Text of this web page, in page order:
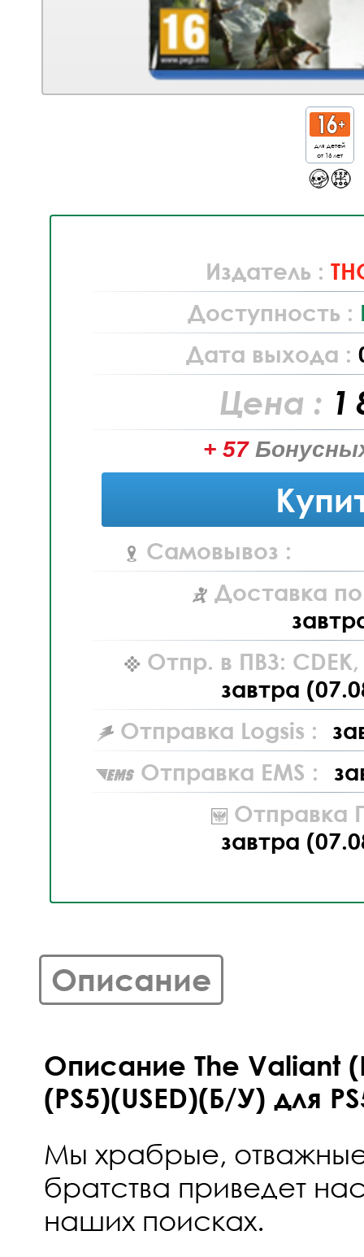
для детей
от 16 лет
Издатель :
Доступность :
Дата выхода :
Цена : 1
+ 57
Самовывоз :
Доставка
Отпр. в ПВЗ: CDEK,
завтра
Отправка Logsis :
Отправка EMS :
Отправка
завтра
Описание
Описание The Valiant
(PS5)(USED)(Б/У) для
Мы храбрые,
братства приведет
наших поисках.